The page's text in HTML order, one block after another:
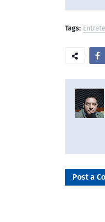
Tags:
Post a